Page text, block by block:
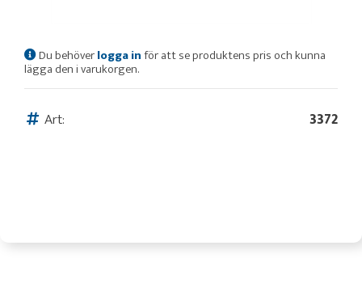
Du behöverlogga inför att se produktens pris och kunna
lägga den i varukorgen.
Art: 3372